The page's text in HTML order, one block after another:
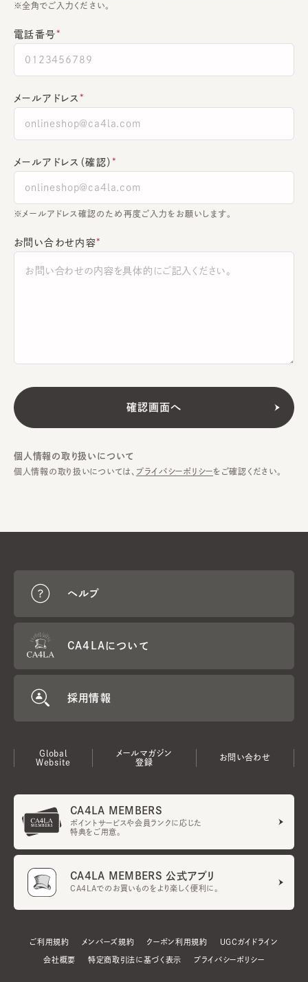
全角でご入力ください。
電話番号
メールアドレス
メールアドレス（確認）
※メールアドレス確認のため再度ご入力をお願いします。
お問い合わせ内容
個人情報の取り扱いについて
個人情報の取り扱いについては、 プライバシーポリシーをご確認ください。
ヘルプ
CA4LAについて
採用情報
Global
Website
メールマガジン
登録
お問い合わせ
CA4LA MEMBERS
ポイントサービスや会員ランクに応じた
特典をご用意。
CA4LA MEMBERS 公式アプリ
CA4LAでのお買いものをより楽しく便利に。
ご利用規約 メンバーズ規約 クーポン利用規約 UGCガイドライン
会社概要 特定商取引法に基づく表示 プライバシーポリシー